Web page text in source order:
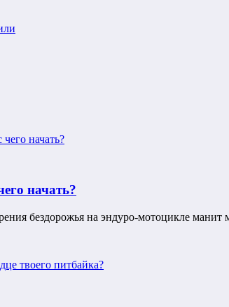
начать?
бездорожья на эндуро-мотоцикле